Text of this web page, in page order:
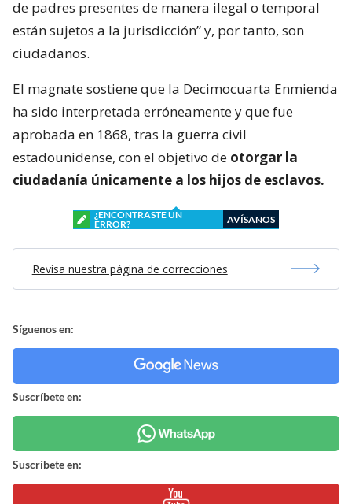
de padres presentes de manera ilegal o temporal
están sujetos a la jurisdicción” y, por tanto, son
ciudadanos.
El magnate sostiene que la Decimocuarta Enmienda
ha sido interpretada erróneamente y que fue
aprobada en 1868, tras la guerra civil
estadounidense, con el objetivo de otorgar la
ciudadanía únicamente a los hijos de esclavos.
¿ENCONTRASTE UN
ERROR?
AVÍSANOS
Revisa nuestra página de correcciones
Síguenos en:
Suscríbete en:
Suscríbete en: